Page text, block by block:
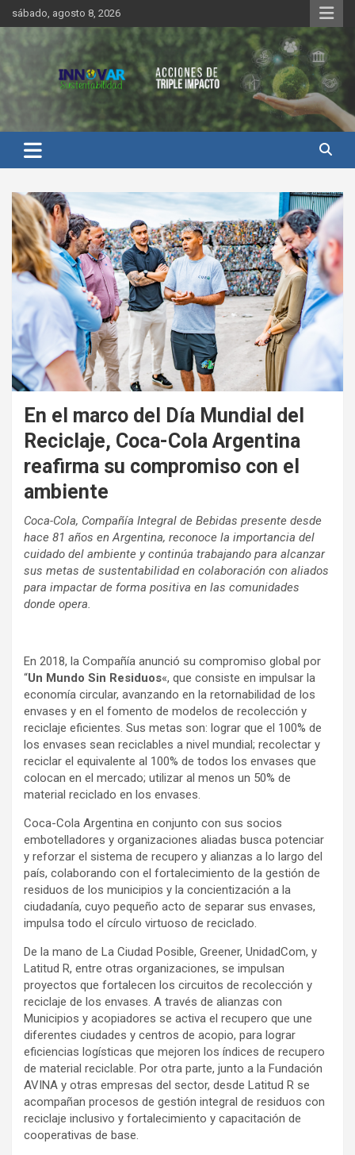
Saltar
al
contenido
sábado, agosto 8, 2026
Innovar Sustentabilidad
En el marco del Día Mundial del
Reciclaje, Coca-Cola Argentina
reafirma su compromiso con el
ambiente
Coca-Cola, Compañía Integral de Bebidas presente desde
hace 81 años en Argentina, reconoce la importancia del
cuidado del ambiente y continúa trabajando para alcanzar
sus metas de sustentabilidad en colaboración con aliados
para impactar de forma positiva en las comunidades
donde opera.
En 2018, la Compañía anunció su compromiso global por
“Un Mundo Sin Residuos«, que consiste en impulsar la
economía circular, avanzando en la retornabilidad de los
envases y en el fomento de modelos de recolección y
reciclaje eficientes. Sus metas son: lograr que el 100% de
los envases sean reciclables a nivel mundial; recolectar y
reciclar el equivalente al 100% de todos los envases que
colocan en el mercado; utilizar al menos un 50% de
material reciclado en los envases.
Coca-Cola Argentina en conjunto con sus socios
embotelladores y organizaciones aliadas busca potenciar
y reforzar el sistema de recupero y alianzas a lo largo del
país, colaborando con el fortalecimiento de la gestión de
residuos de los municipios y la concientización a la
ciudadanía, cuyo pequeño acto de separar sus envases,
impulsa todo el círculo virtuoso de reciclado.
De la mano de La Ciudad Posible, Greener, UnidadCom, y
Latitud R, entre otras organizaciones, se impulsan
proyectos que fortalecen los circuitos de recolección y
reciclaje de los envases. A través de alianzas con
Municipios y acopiadores se activa el recupero que une
diferentes ciudades y centros de acopio, para lograr
eficiencias logísticas que mejoren los índices de recupero
de material reciclable. Por otra parte, junto a la Fundación
AVINA y otras empresas del sector, desde Latitud R se
acompañan procesos de gestión integral de residuos con
reciclaje inclusivo y fortalecimiento y capacitación de
cooperativas de base.